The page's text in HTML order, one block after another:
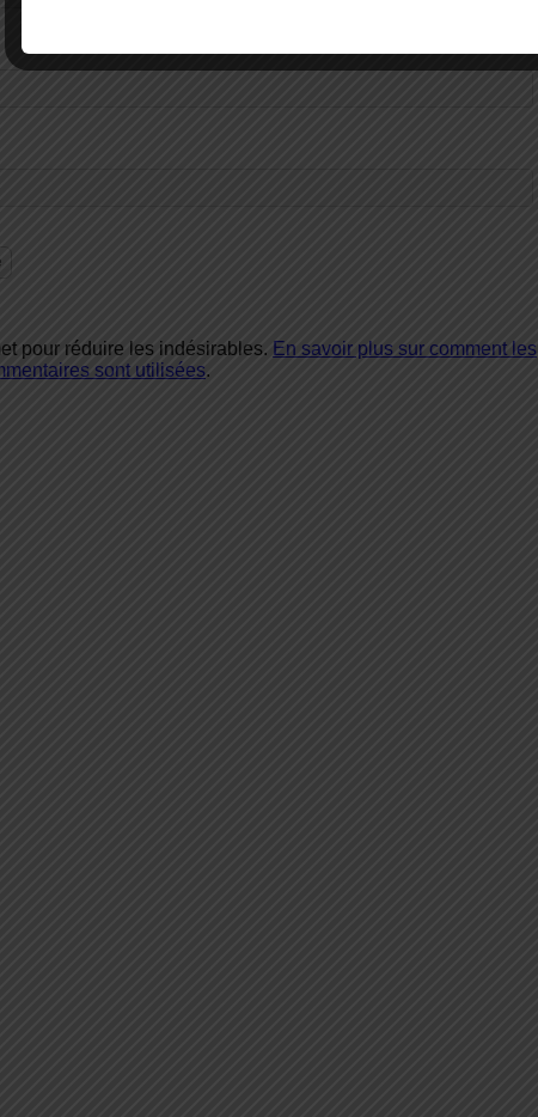
pour réduire les indésirables. En savoir plus sur comment les
sont utilisées.